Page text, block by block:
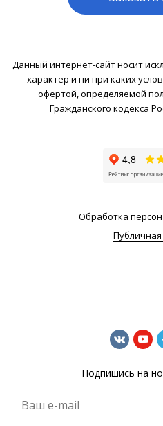
Данный интернет-сайт носит
характер и ни при каких
офертой, определяемой
Гражданского кодекса
Обработка
Подпишись на
Ваш e-mail